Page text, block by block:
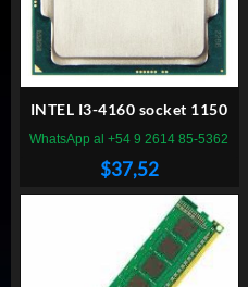
INTEL I3-4160 socket 1150
$37,52
WhatsApp al +54 9 2614 85-5362